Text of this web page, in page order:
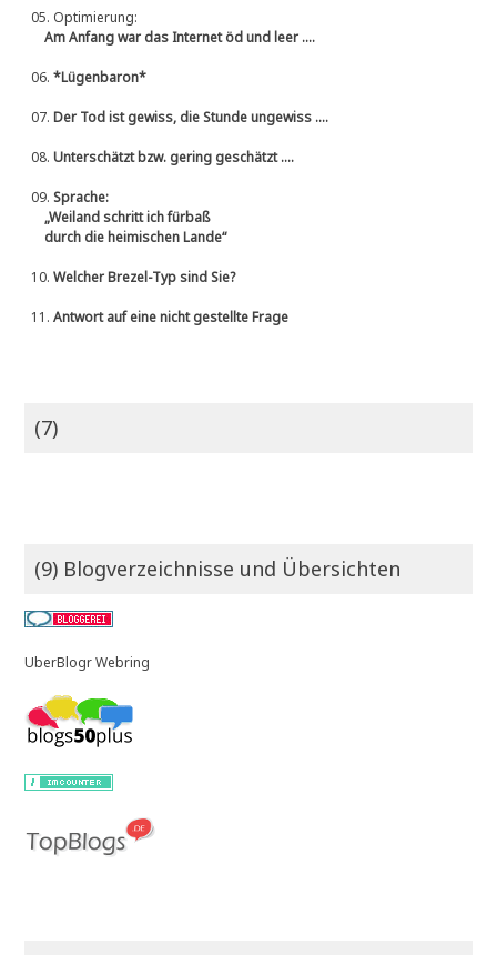
05. Optimierung:
Am Anfang war das Internet öd und leer ....
06.*Lügenbaron*
07.Der Tod ist gewiss, die Stunde ungewiss ....
08.Unterschätzt bzw. gering geschätzt ....
09.Sprache:
„Weiland schritt ich fürbaß
durch die heimischen Lande“
10.Welcher Brezel-Typ sind Sie?
11.Antwort auf eine nicht gestellte Frage
(7)
(9) Blogverzeichnisse und Übersichten
UberBlogr Webring